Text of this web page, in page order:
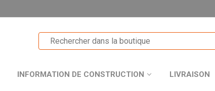
INFORMATION DE CONSTRUCTION LIVRAISON